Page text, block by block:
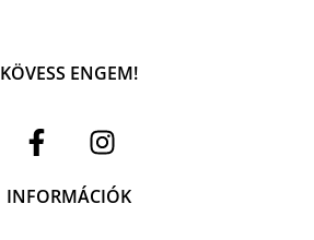
KÖVESS ENGEM!
INFORMÁCIÓK